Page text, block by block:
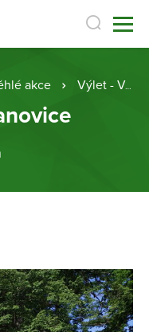
akce Výlet - Vrchotovy Janovice